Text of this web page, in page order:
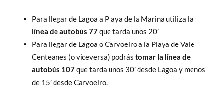
Para llegar de Lagoa a Playa de la Marina utiliza la
línea de autobús 77que tarda unos 20′
Para llegar de Lagoa o Carvoeiro a la Playa de Vale
Centeanes (o viceversa) podrás tomar la línea de
autobús 107que tarda unos 30′ desde Lagoa y menos
de 15′ desde Carvoeiro.